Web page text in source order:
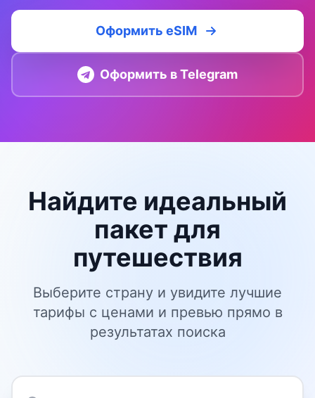
Оформить eSIM
Оформить в Telegram
Найдите идеальный
пакет для
путешествия
Выберите страну и увидите лучшие
тарифы с ценами и превью прямо в
результатах поиска